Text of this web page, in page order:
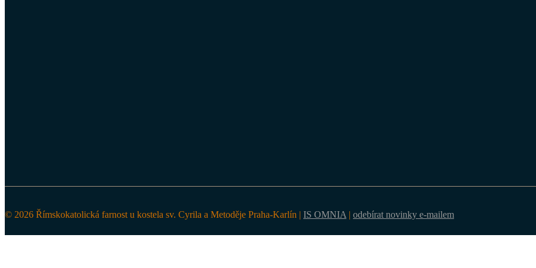
© 2026 Římskokatolická farnost u kostela sv. Cyrila a Metoděje Praha-Karlín | IS OMNIA | odebírat novinky e-mailem